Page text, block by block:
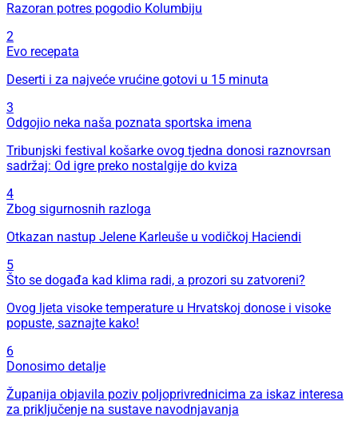
Razoran potres pogodio Kolumbiju
2
Evo recepata
Deserti i za najveće vrućine gotovi u 15 minuta
3
Odgojio neka naša poznata sportska imena
Tribunjski festival košarke ovog tjedna donosi raznovrsan
sadržaj: Od igre preko nostalgije do kviza
4
Zbog sigurnosnih razloga
Otkazan nastup Jelene Karleuše u vodičkoj Haciendi
5
Što se događa kad klima radi, a prozori su zatvoreni?
Ovog ljeta visoke temperature u Hrvatskoj donose i visoke
popuste, saznajte kako!
6
Donosimo detalje
Županija objavila poziv poljoprivrednicima za iskaz interesa
za priključenje na sustave navodnjavanja